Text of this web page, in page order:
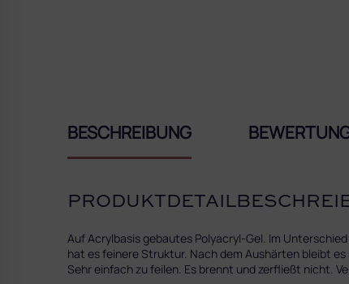
BESCHREIBUNG
Auf Acrylbasis gebautes Polyacryl-Gel. Im
hat es feinere Struktur. Nach dem Aushärten bleibt
Sehr einfach zu feilen. Es brennt und zerfließt nicht.